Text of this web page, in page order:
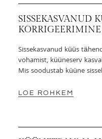
SISSEKASVANUD
Sissekasvanud küüs
vohamist, küüneserv
Mis soodustab küüne
LOE ROHKEM